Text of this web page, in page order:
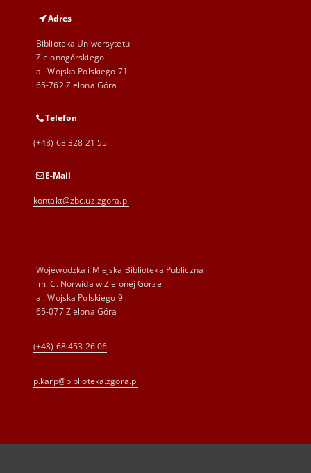
Adres
Biblioteka Uniwersytetu
Zielonogórskiego
al. Wojska Polskiego 71
65-762 Zielona Góra
Telefon
(+48) 68 328 21 55
E-Mail
kontakt@zbc.uz.zgora.pl
Wojewódzka i Miejska Biblioteka Publiczna
im. C. Norwida w Zielonej Górze
al. Wojska Polskiego 9
65-077 Zielona Góra
(+48) 68 453 26 06
p.karp@biblioteka.zgora.pl